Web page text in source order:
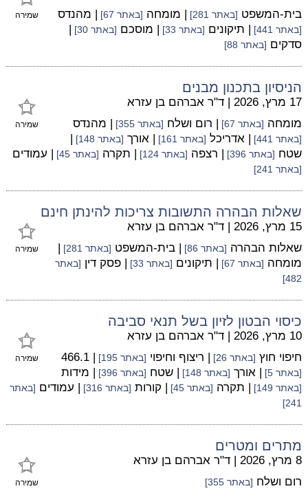
שמירה
בית-המשפט [באתר 281] | מומחה [באתר 67] | מהנדס
[באתר 441] | תיקונים [באתר 33] | מוסכם [באתר 30]
|
סדקים [באתר 88]
הניסיון בתכנון מבנים
שמירה
17 מרץ, 2026 | ד"ר אברהם בן עזרא
מומחה [באתר 67] | רום ושלח [באתר 355] | מהנדס
[באתר 441] | אדריכל [באתר 161] | אורך [באתר 148]
|
שטח [באתר 396] | רצפה [באתר 124] | תקרה [באתר 45] | עמודים
[באתר 241]
שאלות הבהרה התשובות צריכות להינתן חינם
שמירה
15 מרץ, 2026 | ד"ר אברהם בן עזרא
שאלות הבהרה [באתר 86] | בית-המשפט [באתר 281]
|
מומחה [באתר 67] | תיקונים [באתר 33] | פסק דין [באתר
482]
כיסוי הבטון לזיון בשל תנאי סביבה
שמירה
10 מרץ, 2026 | ד"ר אברהם בן עזרא
חיפוי חוץ [באתר 26] | ריצוף וחיפוי [באתר 195] | 466.1
[באתר 5] | אורך [באתר 148] | שטח [באתר 396] | מידות
[באתר 149] | תקרה [באתר 45] | קורות [באתר 316] | עמודים [באתר
241]
מתרים ומטרים
שמירה
8 מרץ, 2026 | ד"ר אברהם בן עזרא
רום ושלח [באתר 355]